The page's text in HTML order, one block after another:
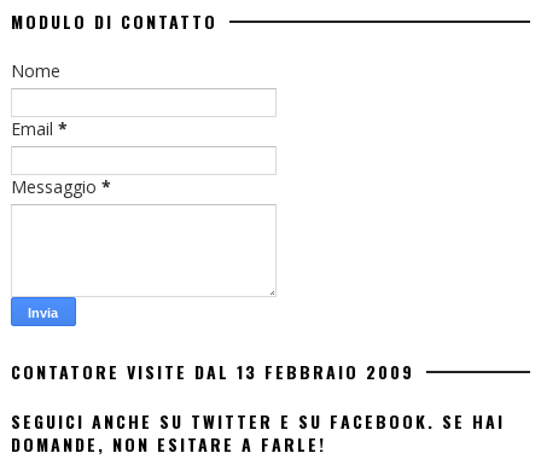
MODULO DI CONTATTO
Nome
Email *
Messaggio *
CONTATORE VISITE DAL 13 FEBBRAIO 2009
SEGUICI ANCHE SU TWITTER E SU FACEBOOK. SE HAI
DOMANDE, NON ESITARE A FARLE!